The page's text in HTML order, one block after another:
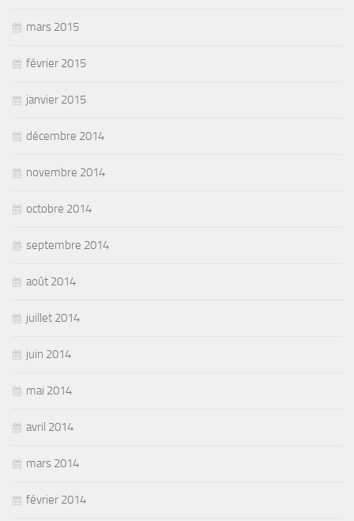
mars 2015
février 2015
janvier 2015
décembre 2014
novembre 2014
octobre 2014
septembre 2014
août 2014
juillet 2014
juin 2014
mai 2014
avril 2014
mars 2014
février 2014